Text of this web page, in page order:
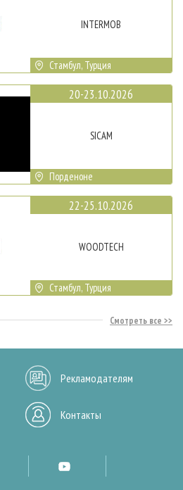
INTERMOB
Стамбул, Турция
20-23.10.2026
SICAM
Порденоне
22-25.10.2026
WOODTECH
Стамбул, Турция
Смотреть все
Рекламодателям
Контакты